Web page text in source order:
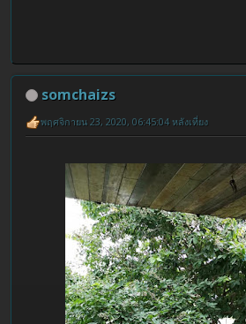
somchaizs
พฤศจิกายน 23, 2020, 06:45:04 หลังเที่ยง